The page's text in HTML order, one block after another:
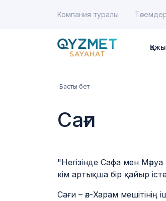
Верхнее
Компания туралы
Breadcrumb
Басты бет
Сағи
"Негізінде Сафа мен
кім артықша бір қайыр
Сағи – әл-Харам